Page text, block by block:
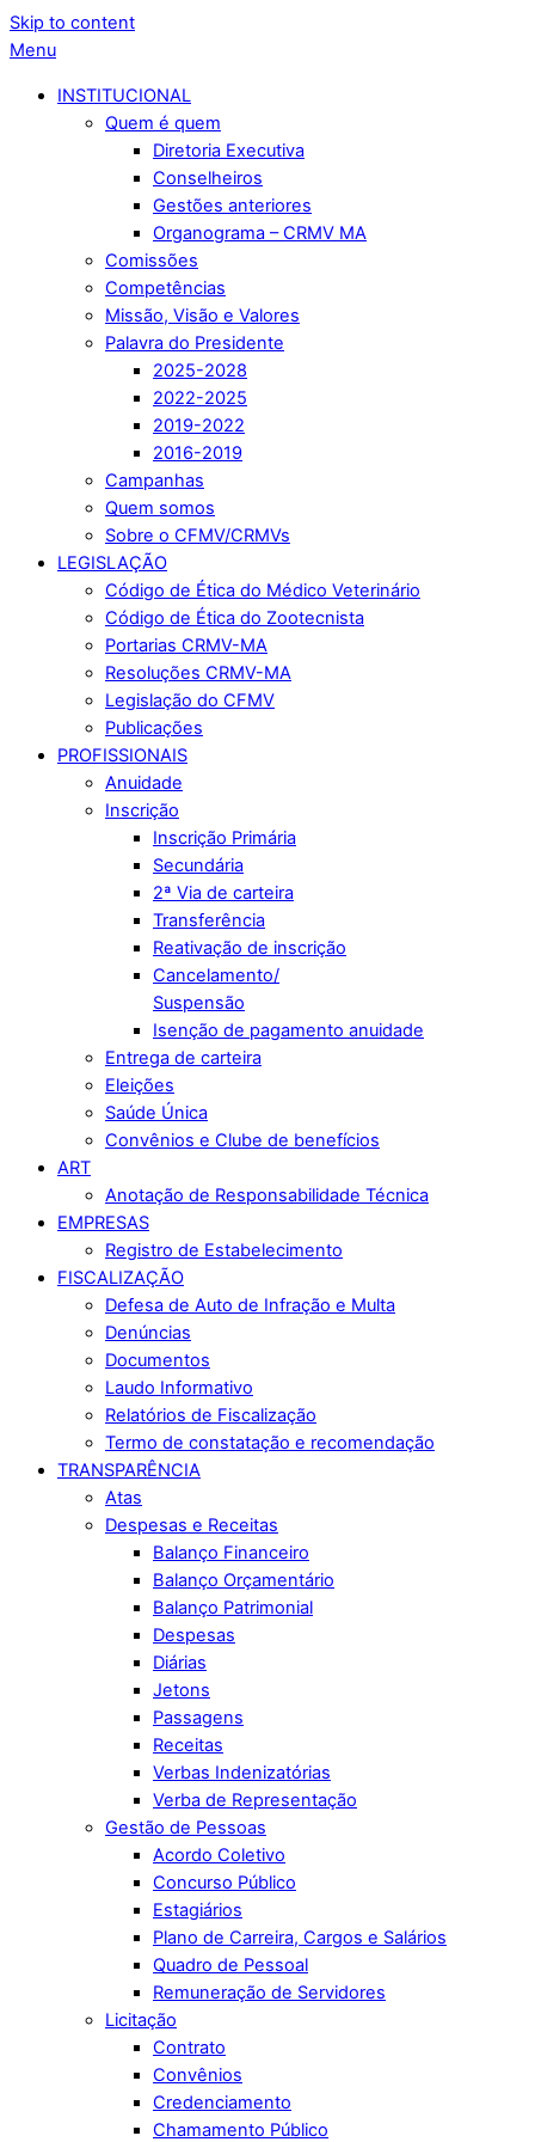
Skip to content
Menu
INSTITUCIONAL
Quem é quem
Diretoria Executiva
Conselheiros
Gestões anteriores
Organograma – CRMV MA
Comissões
Competências
Missão, Visão e Valores
Palavra do Presidente
2025-2028
2022-2025
2019-2022
2016-2019
Campanhas
Quem somos
Sobre o CFMV/CRMVs
LEGISLAÇÃO
Código de Ética do Médico Veterinário
Código de Ética do Zootecnista
Portarias CRMV-MA
Resoluções CRMV-MA
Legislação do CFMV
Publicações
PROFISSIONAIS
Anuidade
Inscrição
Inscrição Primária
Secundária
2ª Via de carteira
Transferência
Reativação de inscrição
Cancelamento/
Suspensão
Isenção de pagamento anuidade
Entrega de carteira
Eleições
Saúde Única
Convênios e Clube de benefícios
ART
Anotação de Responsabilidade Técnica
EMPRESAS
Registro de Estabelecimento
FISCALIZAÇÃO
Defesa de Auto de Infração e Multa
Denúncias
Documentos
Laudo Informativo
Relatórios de Fiscalização
Termo de constatação e recomendação
TRANSPARÊNCIA
Atas
Despesas e Receitas
Balanço Financeiro
Balanço Orçamentário
Balanço Patrimonial
Despesas
Diárias
Jetons
Passagens
Receitas
Verbas Indenizatórias
Verba de Representação
Gestão de Pessoas
Acordo Coletivo
Concurso Público
Estagiários
Plano de Carreira, Cargos e Salários
Quadro de Pessoal
Remuneração de Servidores
Licitação
Contrato
Convênios
Credenciamento
Chamamento Público